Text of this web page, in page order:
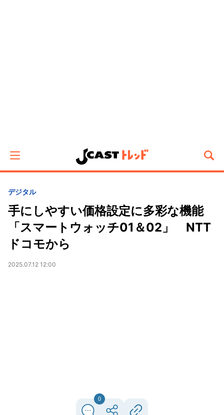
デジタル
手にしやすい価格設定に多彩な機能
「スマートウォッチ01＆02」 NTT
ドコモから
2025.07.12 12:00
0